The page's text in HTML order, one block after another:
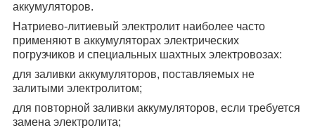
аккумуляторов.
Натриево-литиевый электролит наиболее часто
применяют в аккумуляторах электрических
погрузчиков и специальных шахтных электровозах:
для заливки аккумуляторов, поставляемых не
залитыми электролитом;
для повторной заливки аккумуляторов, если требуется
замена электролита;